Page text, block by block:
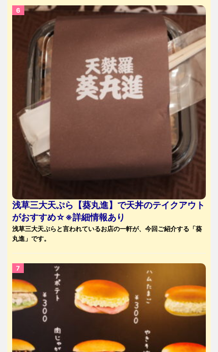
浅草三大天ぷら【葵丸進】で天丼のテイクアウト
がおすすめ☆※詳細情報あり
浅草三大天ぷらと言われているお店の一軒が、今回ご紹介する「葵
丸進」です。